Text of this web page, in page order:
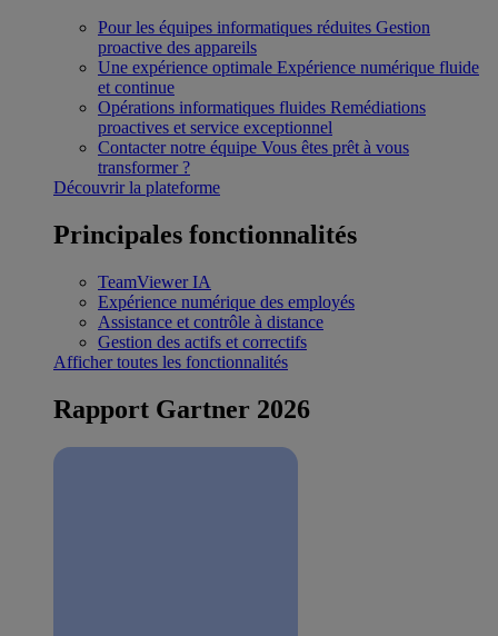
Pour les équipes informatiques réduites Gestion
proactive des appareils
Une expérience optimale Expérience numérique fluide
et continue
Opérations informatiques fluides Remédiations
proactives et service exceptionnel
Contacter notre équipe Vous êtes prêt à vous
transformer ?
Découvrir la plateforme
Principales fonctionnalités
TeamViewer IA
Expérience numérique des employés
Assistance et contrôle à distance
Gestion des actifs et correctifs
Afficher toutes les fonctionnalités
Rapport Gartner 2026